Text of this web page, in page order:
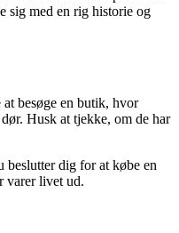
sig med en rig historie og
besøge en butik, hvor
Husk at tjekke, om de har
beslutter dig for at købe en
varer livet ud.